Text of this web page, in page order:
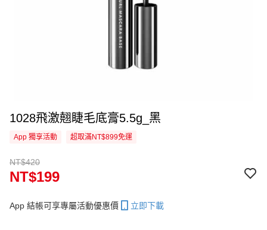
1028飛激翹睫毛底膏5.5g_黑
App 獨享活動 超取滿NT$899免運
NT$420
NT$199
App 結帳可享專屬活動優惠價 立即下載